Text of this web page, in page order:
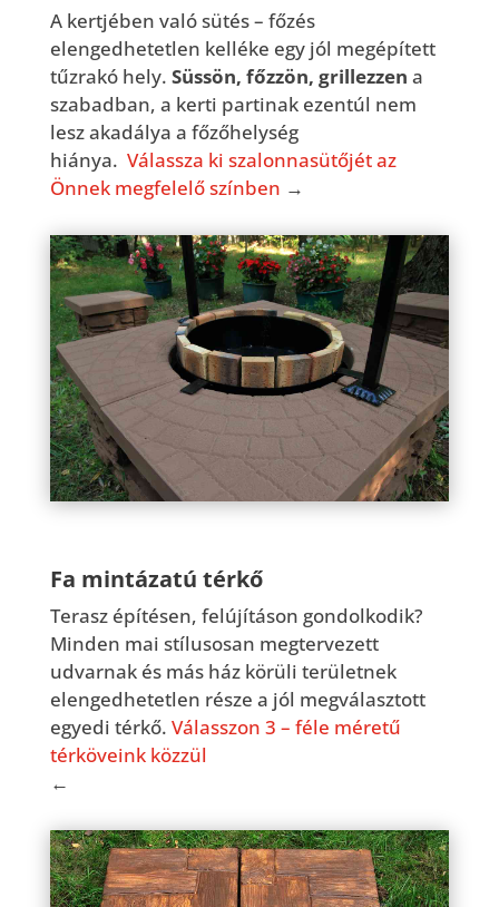
A kertjében való sütés – főzés
elengedhetetlen kelléke egy jól megépített
tűzrakó hely. Süssön, főzzön, grillezzen a
szabadban, a kerti partinak ezentúl nem
lesz akadálya a főzőhelység
hiánya. Válassza ki szalonnasütőjét az
Önnek megfelelő színben →
Fa mintázatú térkő
Terasz építésen, felújításon gondolkodik?
Minden mai stílusosan megtervezett
udvarnak és más ház körüli területnek
elengedhetetlen része a jól megválasztott
egyedi térkő. Válasszon 3 – féle méretű
térköveink közzül
←